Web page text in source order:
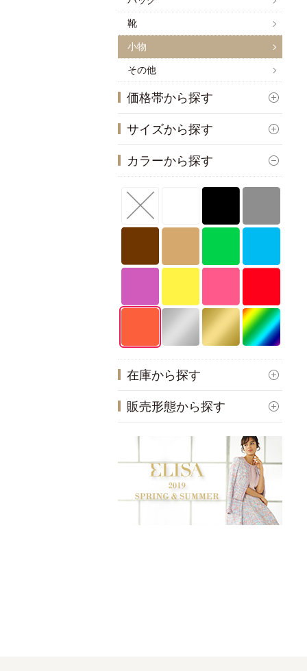
靴
小物
その他
価格帯から探す
サイズから探す
カラーから探す
在庫から探す
販売形態から探す